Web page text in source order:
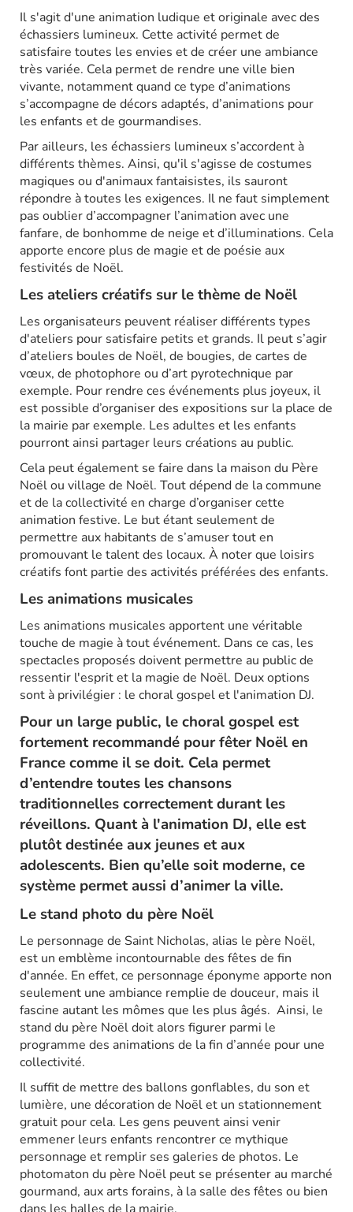
Il s'agit d'une animation ludique et originale avec des
échassiers lumineux. Cette activité permet de
satisfaire toutes les envies et de créer une ambiance
très variée. Cela permet de rendre une ville bien
vivante, notamment quand ce type d’animations
s’accompagne de décors adaptés, d’animations pour
les enfants et de gourmandises.
Par ailleurs, les échassiers lumineux s’accordent à
différents thèmes. Ainsi, qu'il s'agisse de costumes
magiques ou d'animaux fantaisistes, ils sauront
répondre à toutes les exigences. Il ne faut simplement
pas oublier d’accompagner l’animation avec une
fanfare, de bonhomme de neige et d’illuminations. Cela
apporte encore plus de magie et de poésie aux
festivités de Noël.
Les ateliers créatifs sur le thème de Noël
Les organisateurs peuvent réaliser différents types
d'ateliers pour satisfaire petits et grands. Il peut s’agir
d’ateliers boules de Noël, de bougies, de cartes de
vœux, de photophore ou d’art pyrotechnique par
exemple. Pour rendre ces événements plus joyeux, il
est possible d’organiser des expositions sur la place de
la mairie par exemple. Les adultes et les enfants
pourront ainsi partager leurs créations au public.
Cela peut également se faire dans la maison du Père
Noël ou village de Noël. Tout dépend de la commune
et de la collectivité en charge d’organiser cette
animation festive. Le but étant seulement de
permettre aux habitants de s’amuser tout en
promouvant le talent des locaux. À noter que loisirs
créatifs font partie des activités préférées des enfants.
Les animations musicales
Les animations musicales apportent une véritable
touche de magie à tout événement. Dans ce cas, les
spectacles proposés doivent permettre au public de
ressentir l'esprit et la magie de Noël. Deux options
sont à privilégier : le choral gospel et l'animation DJ.
Pour un large public, le choral gospel est
fortement recommandé pour fêter Noël en
France comme il se doit. Cela permet
d’entendre toutes les chansons
traditionnelles correctement durant les
réveillons. Quant à l'animation DJ, elle est
plutôt destinée aux jeunes et aux
adolescents. Bien qu’elle soit moderne, ce
système permet aussi d’animer la ville.
Le stand photo du père Noël
Le personnage de Saint Nicholas, alias le père Noël,
est un emblème incontournable des fêtes de fin
d'année. En effet, ce personnage éponyme apporte non
seulement une ambiance remplie de douceur, mais il
fascine autant les mômes que les plus âgés. Ainsi, le
stand du père Noël doit alors figurer parmi le
programme des animations de la fin d’année pour une
collectivité.
Il suffit de mettre des ballons gonflables, du son et
lumière, une décoration de Noël et un stationnement
gratuit pour cela. Les gens peuvent ainsi venir
emmener leurs enfants rencontrer ce mythique
personnage et remplir ses galeries de photos. Le
photomaton du père Noël peut se présenter au marché
gourmand, aux arts forains, à la salle des fêtes ou bien
dans les halles de la mairie.